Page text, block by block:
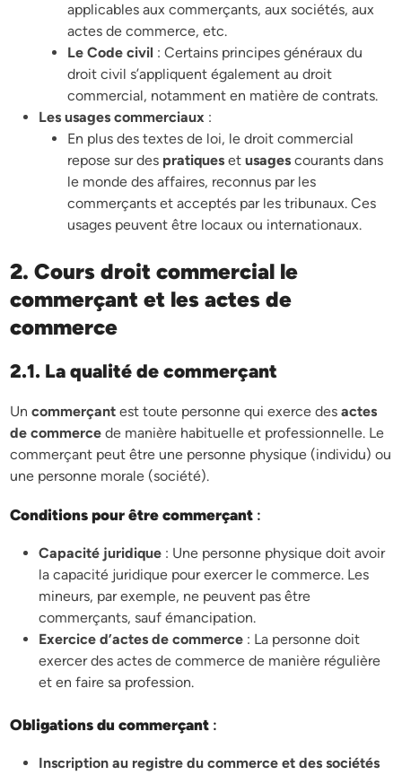
applicables aux commerçants, aux sociétés, aux
actes de commerce, etc.
Le Code civil : Certains principes généraux du
droit civil s’appliquent également au droit
commercial, notamment en matière de contrats.
Les usages commerciaux :
En plus des textes de loi, le droit commercial
repose sur des pratiques etusages courants dans
le monde des affaires, reconnus par les
commerçants et acceptés par les tribunaux. Ces
usages peuvent être locaux ou internationaux.
2. Cours droit commercial le
commerçant et les actes de
commerce
2.1. La qualité de commerçant
Uncommerçant est toute personne qui exerce desactes
de commerce de manière habituelle et professionnelle. Le
commerçant peut être une personne physique (individu) ou
une personne morale (société).
Conditions pour être commerçant :
Capacité juridique : Une personne physique doit avoir
la capacité juridique pour exercer le commerce. Les
mineurs, par exemple, ne peuvent pas être
commerçants, sauf émancipation.
Exercice d’actes de commerce : La personne doit
exercer des actes de commerce de manière régulière
et en faire sa profession.
Obligations du commerçant :
Inscription au registre du commerce et des sociétés